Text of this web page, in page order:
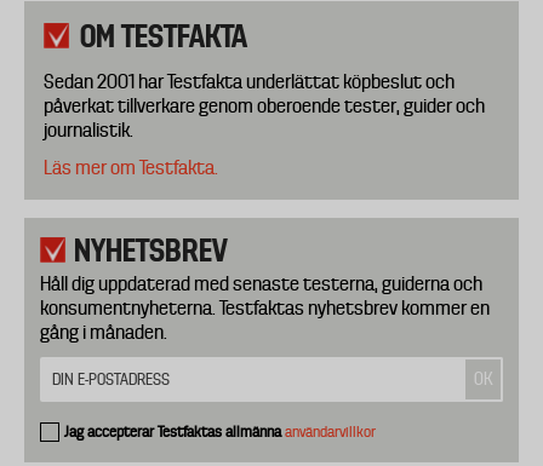
OM TESTFAKTA
Sedan 2001 har Testfakta underlättat köpbeslut och
påverkat tillverkare genom oberoende tester, guider och
journalistik.
Läs mer om Testfakta.
NYHETSBREV
Håll dig uppdaterad med senaste testerna, guiderna och
konsumentnyheterna. Testfaktas nyhetsbrev kommer en
gång i månaden.
Jag accepterar Testfaktas allmännaanvändarvillkor